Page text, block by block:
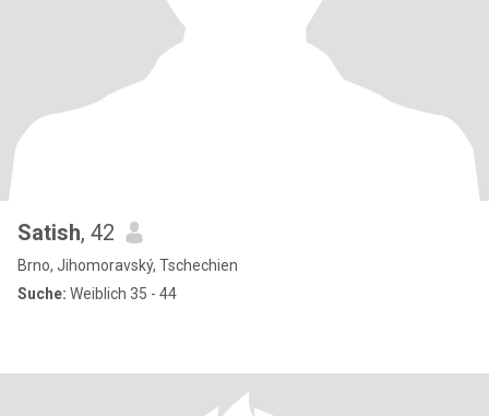
Satish, 42
Brno, Jihomoravský, Tschechien
Suche: Weiblich 35 - 44